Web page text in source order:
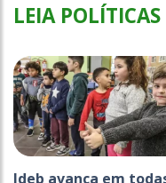
LEIA
Ideb avança em